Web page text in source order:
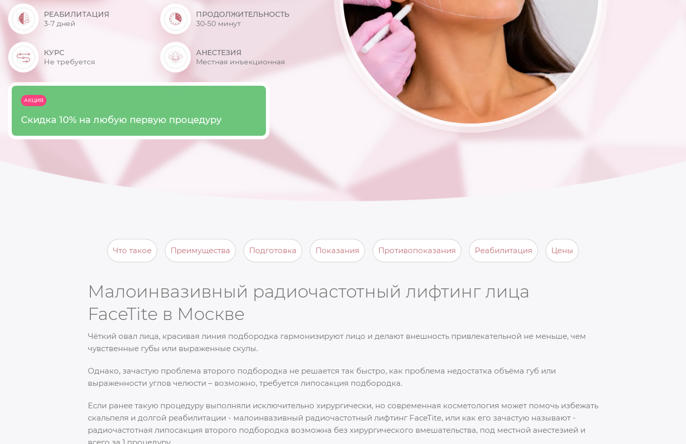
РЕАБИЛИТАЦИЯ
3-7 дней
ПРОДОЛЖИТЕЛЬНОСТЬ
30-50 минут
КУРС
Не требуется
АНЕСТЕЗИЯ
Местная инъекционная
АКЦИЯ
Скидка 10% на любую первую процедуру
Что такое Преимущества Подготовка Показания Противопоказания Реабилитация Цены
Малоинвазивный радиочастотный лифтинг лица
FaceTite в Москве
Чёткий овал лица, красивая линия подбородка гармонизируют лицо и делают внешность привлекательной не меньше, чем
чувственные губы или выраженные скулы.
Однако, зачастую проблема второго подбородка не решается так быстро, как проблема недостатка объёма губ или
выраженности углов челюсти – возможно, требуется липосакция подбородка.
Если ранее такую процедуру выполняли исключительно хирургически, но современная косметология может помочь избежать
скальпеля и долгой реабилитации - малоинвазивный радиочастотный лифтинг FaceTite, или как его зачастую называют -
радиочастотная липосакция второго подбородка возможна без хирургического вмешательства, под местной анестезией и